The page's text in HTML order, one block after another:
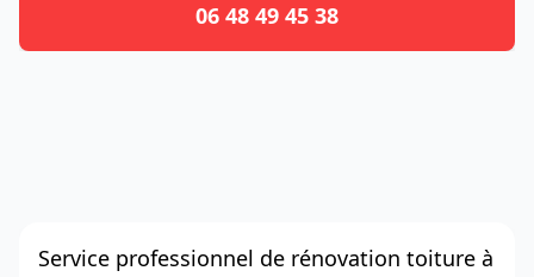
06 48 49 45 38
Service professionnel de rénovation toiture à